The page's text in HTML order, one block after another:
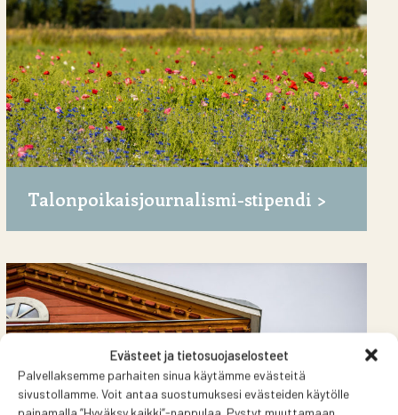
Evästeet ja tietosuojaselosteet
Palvellaksemme parhaiten sinua käytämme evästeitä
sivustollamme. Voit antaa suostumuksesi evästeiden käytölle
painamalla ”Hyväksy kaikki”-nappulaa. Pystyt muuttamaan
Talonpoikaisjournalismi-stipendi